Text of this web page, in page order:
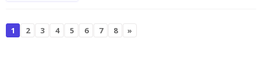
1 2 3 4 5 6 7 8 »